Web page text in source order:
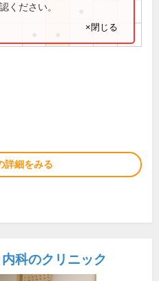
ください。
×閉じる
詳細をみる
科のクリニック